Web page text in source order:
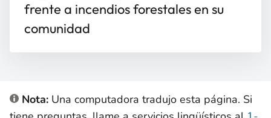
frente a incendios forestales en su
comunidad
Nota: Una computadora tradujo esta página. Si